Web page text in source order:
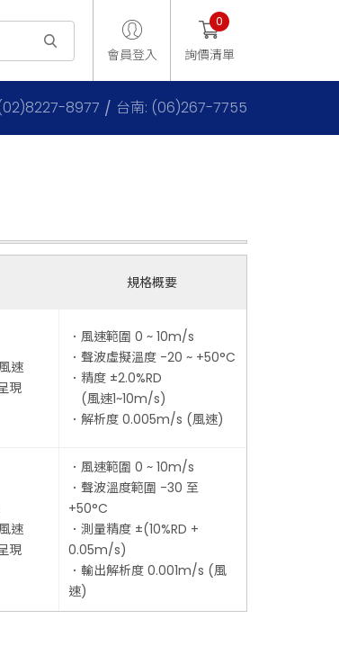
會員登入 詢價清單
0
8977 台南: (06)267-7755
規格概要
速
現
．風速範圍 0 ~ 10m/s
．聲波虛擬溫度 -20 ~ +50°C
．精度 ±2.0%RD
(風速1~10m/s)
．解析度 0.005m/s (風速)
速
現
．風速範圍 0 ~ 10m/s
．聲波溫度範圍 -30 至
+50°C
．測量精度 ±(10%RD +
0.05m/s)
．輸出解析度 0.001m/s (風
速)